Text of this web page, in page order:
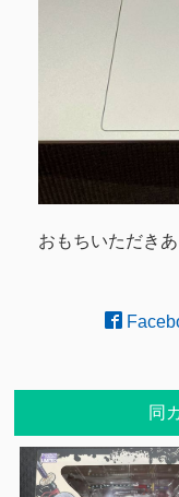
おもちいただき
同